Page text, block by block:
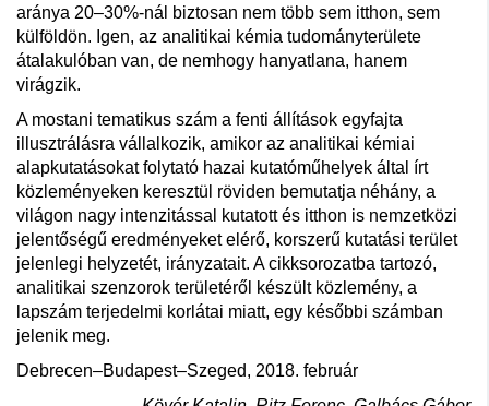
aránya 20–30%-nál biztosan nem több sem itthon, sem
külföldön. Igen, az analitikai kémia tudományterülete
átalakulóban van, de nemhogy hanyatlana, hanem
virágzik.
A mostani tematikus szám a fenti állítások egyfajta
illusztrálásra vállalkozik, amikor az analitikai kémiai
alapkutatásokat folytató hazai kutatóműhelyek által írt
közleményeken keresztül röviden bemutatja néhány, a
világon nagy intenzitással kutatott és itthon is nemzetközi
jelentőségű eredményeket elérő, korszerű kutatási terület
jelenlegi helyzetét, irányzatait. A cikksorozatba tartozó,
analitikai szenzorok területéről készült közlemény, a
lapszám terjedelmi korlátai miatt, egy későbbi számban
jelenik meg.
Debrecen–Budapest–Szeged, 2018. február